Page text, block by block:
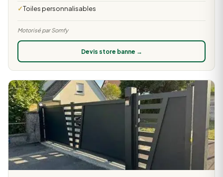
Toiles personnalisables
Motorisé par Somfy
Devis store banne →